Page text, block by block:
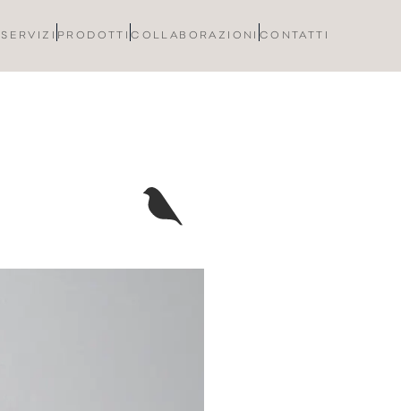
PRODOTTI COLLABORAZIONI CONTATTI